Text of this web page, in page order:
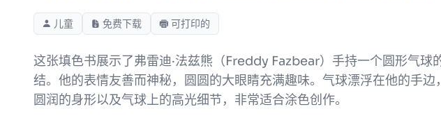
儿童 免费下载 可打印的
这张填色书展示了弗雷迪·法兹熊（Freddy Fazbear）手持一个圆形气
结。他的表情友善而神秘，圆圆的大眼睛充满趣味。气球漂浮在他的手
圆润的身形以及气球上的高光细节，非常适合涂色创作。